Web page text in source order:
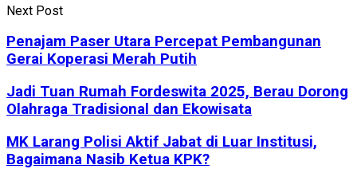
Next Post
Penajam Paser Utara Percepat Pembangunan
Gerai Koperasi Merah Putih
Jadi Tuan Rumah Fordeswita 2025, Berau Dorong
Olahraga Tradisional dan Ekowisata
MK Larang Polisi Aktif Jabat di Luar Institusi,
Bagaimana Nasib Ketua KPK?